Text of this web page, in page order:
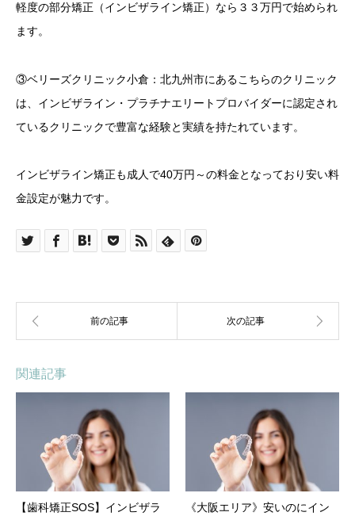
軽度の部分矯正（インビザライン矯正）なら３３万円で始められ
ます。
③ベリーズクリニック小倉：北九州市にあるこちらのクリニック
は、インビザライン・プラチナエリートプロバイダーに認定され
ているクリニックで豊富な経験と実績を持たれています。
インビザライン矯正も成人で40万円～の料金となっており安い料
金設定が魅力です。
関連記事
【歯科矯正SOS】インビザラ
《大阪エリア》安いのにイン